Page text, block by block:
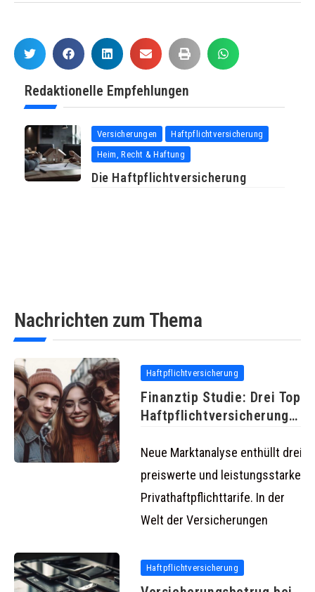
Redaktionelle Empfehlungen
Versicherungen
Haftpflichtversicherung
Heim, Recht & Haftung
Die Haftpflichtversicherung
Nachrichten zum Thema
Haftpflichtversicherung
Finanztip Studie: Drei Top
Haftpflichtversicherungen
Neue Marktanalyse enthüllt drei
preiswerte und leistungsstarke
Privathaftpflichttarife. In der
Welt der Versicherungen
Haftpflichtversicherung